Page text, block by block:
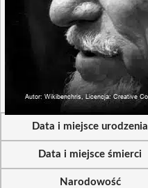
Data i miejsce urodzenia
Data i miejsce śmierci
Narodowość